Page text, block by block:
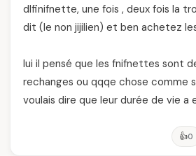
dlfinifnette, une fois , deux fois la
dit (le non jijilien) et ben achetez
lui il pensé que les fnifnettes sont
rechanges ou qqqe chose comme
voulais dire que leur durée de vie a
👍0